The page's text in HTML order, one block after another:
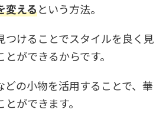
変えるという方法。
つけることでスタイルを良く見
ができるからです。
どの小物を活用することで、華
ができます。